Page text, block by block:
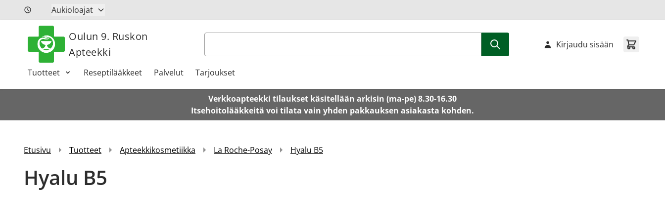
Siirry sisältöönAukioloajat
Oulun 9. Ruskon
Apteekki
Haku
Tuotteet Reseptilääkkeet Palvelut Tarjoukset
Kirjaudu sisään
Verkkoapteekki tilaukset käsitellään arkisin (ma-pe) 8.30-16.30
Itsehoitolääkkeitä voi tilata vain yhden pakkauksen asiakasta kohden.
Etusivu Tuotteet Apteekkikosmetiikka La Roche-Posay Hyalu B5
Hyalu B5